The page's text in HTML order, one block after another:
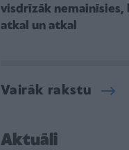
visdrīzāk nemainīsies,
atkal un atkal
Vairāk rakstu
Aktuāli